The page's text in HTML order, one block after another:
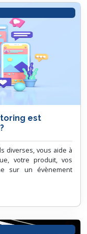
est
diverses, vous aide à
votre produit, vos
sur un évènement